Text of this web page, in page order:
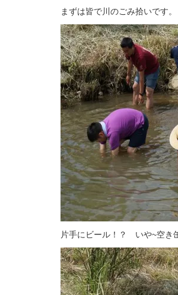
まずは皆で川のごみ拾いです。
片手にビール！？ いや~空き